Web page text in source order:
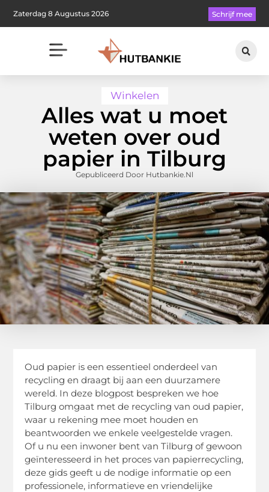
Zaterdag 8 Augustus 2026 Schrijf mee
Winkelen
Alles wat u moet
weten over oud
papier in Tilburg
Gepubliceerd Door Hutbankie.nl
Oud papier is een essentieel onderdeel van
recycling en draagt ​​bij aan een duurzamere
wereld. In deze blogpost bespreken we hoe
Tilburg omgaat met de recycling van oud papier,
waar u rekening mee moet houden en
beantwoorden we enkele veelgestelde vragen.
Of u nu een inwoner bent van Tilburg of gewoon
geïnteresseerd in het proces van papierrecycling,
deze gids geeft u de nodige informatie op een
professionele, informatieve en vriendelijke